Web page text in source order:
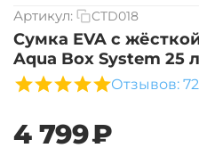
Артикул: CTD018
Сумка EVA с
Aqua Box System 25
Отзывов: 72
‍4 799‍₽